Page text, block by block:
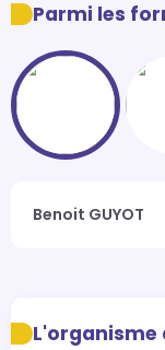
Parmi les
Benoit GUYOT